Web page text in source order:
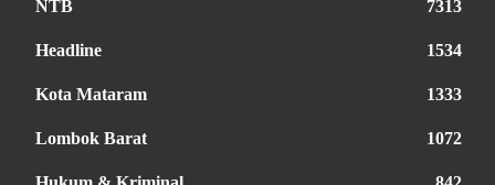
NTB 7313
Headline 1534
Kota Mataram 1333
Lombok Barat 1072